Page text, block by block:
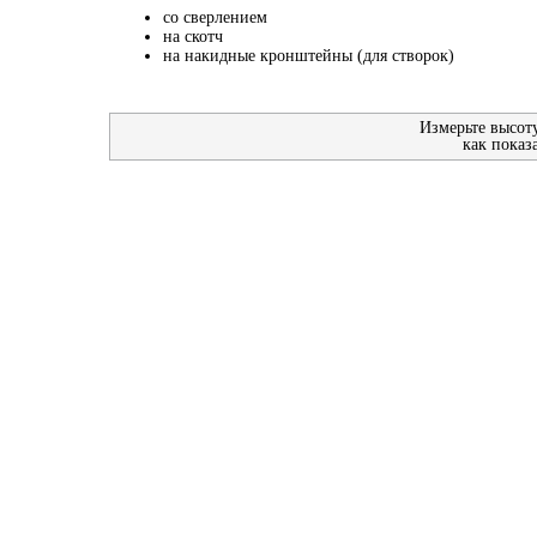
со сверлением
на скотч
на накидные кронштейны (для створок)
Измерьте
как